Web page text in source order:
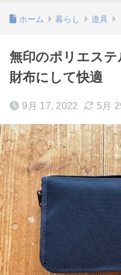
ホーム 暮らし 道具
無印のポリエス
財布にして快適
9月 17, 2022 5月